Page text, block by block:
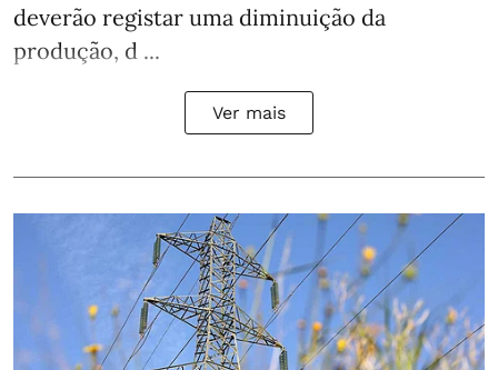
deverão registar uma diminuição da
produção, d ...
Ver mais